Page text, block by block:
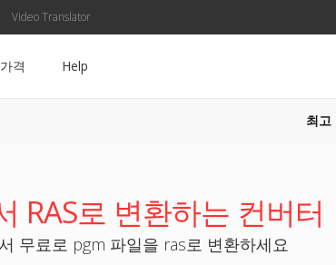
Video Translator
가격 Help
최고
RAS로 변환하는 컨버터
무료로 pgm 파일을 ras로 변환하세요